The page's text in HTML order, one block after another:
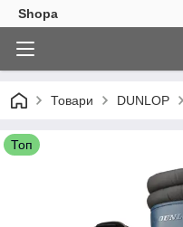
Shopa
Товари DUNLOP
Топ